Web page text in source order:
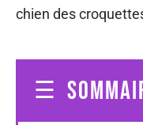
chien des